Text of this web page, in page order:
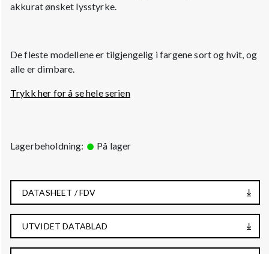
akkurat ønsket lysstyrke.
De fleste modellene er tilgjengelig i fargene sort og hvit, og
alle er dimbare.
Trykk her for å se hele serien
Lagerbeholdning: På lager
DATASHEET / FDV
UTVIDET DATABLAD